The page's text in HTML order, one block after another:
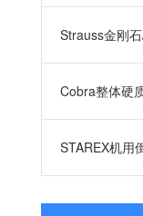
Strauss金刚
Cobra整体硬
STAREX机用